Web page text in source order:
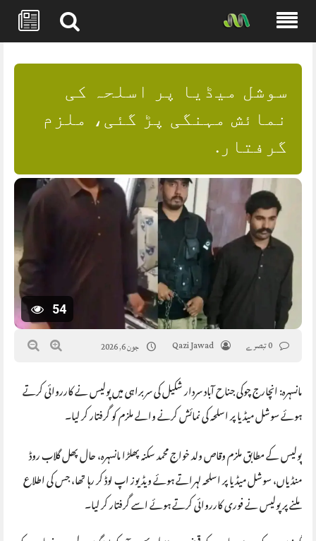
content
سوشل میڈیا پر اسلحہ کی
نمائش مہنگی پڑ گئی، ملزم
گرفتار.
54
Qazi Jawad جون 6, 2026
مانسہرہ: انچارج چوکی جناح آباد سردار شکیل کی سربراہی میں پولیس نے کارروائی کرتے
ہوئے سوشل میڈیا پر اسلحہ کی نمائش کرنے والے ملزم کو گرفتار کر لیا۔
پولیس کے مطابق ملزم وقاص ولد خواج محمد سکنہ پھلڑا مانسہرہ، حال پھل گلاب روڈ
منڈیاں، سوشل میڈیا پر اسلحہ لہراتے ہوئے ویڈیوز اپ لوڈ کر رہا تھا، جس کی اطلاع
ملنے پر پولیس نے فوری کارروائی کرتے ہوئے اسے گرفتار کر لیا۔